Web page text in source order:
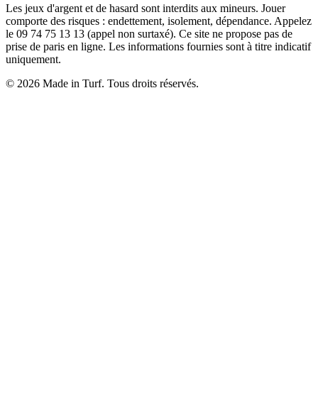
Les jeux d'argent et de hasard sont interdits aux mineurs. Jouer
comporte des risques : endettement, isolement, dépendance. Appelez
le 09 74 75 13 13 (appel non surtaxé). Ce site ne propose pas de
prise de paris en ligne. Les informations fournies sont à titre indicatif
uniquement.
© 2026 Made in Turf. Tous droits réservés.